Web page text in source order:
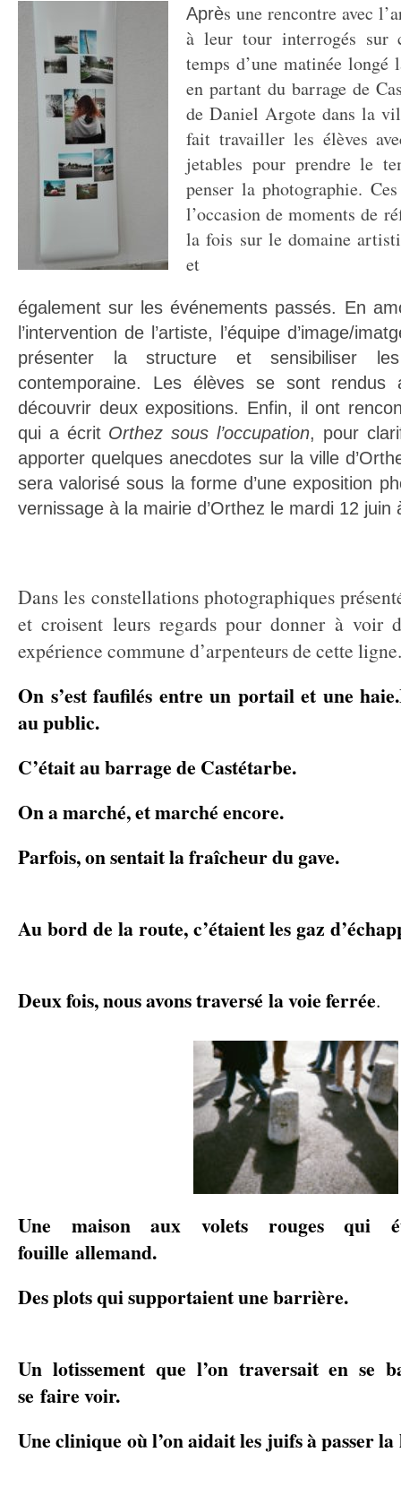
Après une rencontre avec
à leur tour interrogés
temps d’une matinée longé
en partant du barrage de
de Daniel Argote dans la
fait travailler les élèves
jetables pour prendre le
penser la photographie.
l’occasion de moments de
la fois sur le domaine
et
également sur les événements passés. En
l’intervention de l’artiste, l’équipe d’image/
présenter la structure et sensibiliser
contemporaine. Les élèves se sont rendus
découvrir deux expositions. Enfin, il ont
qui a écrit Orthez sous l’occupation, pour
apporter quelques anecdotes sur la ville
sera valorisé sous la forme d’une exposition
vernissage à la mairie d’Orthez le mardi 12 juin
Dans les constellations photographiques
et croisent leurs regards pour donner à voir
expérience commune d’arpenteurs de cette ligne.
On s’est faufilés entre un portail et une haie.
au public.
C’était au barrage de Castétarbe.
On a marché, et marché encore.
Parfois, on sentait la
Au bord de la route, c’étaient les gaz
Deux fois, nous avons traversé la voie ferrée
Une maison aux volets rouges qui
fouille allemand.
Des plots qui supportaient
Un lotissement que l’on traversait en se
se faire voir.
Une clinique où l’on aidait les juifs